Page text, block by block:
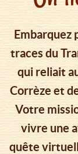
Embarquez
traces du
qui reliait
Corrèze et
Votre
vivre une
quête